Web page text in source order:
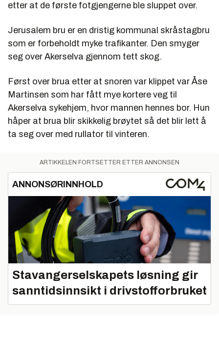
etter at de første fotgjengerne ble sluppet over.
Jerusalem bru er en dristig kommunal skråstagbru
som er forbeholdt myke trafikanter. Den smyger
seg over Akerselva gjennom tett skog.
Først over brua etter at snoren var klippet var Åse
Martinsen som har fått mye kortere veg til
Akerselva sykehjem, hvor mannen hennes bor. Hun
håper at brua blir skikkelig brøytet så det blir lett å
ta seg over med rullator til vinteren.
ARTIKKELEN FORTSETTER ETTER ANNONSEN
ANNONSØRINNHOLD
Stavangerselskapets løsning gir
sanntidsinnsikt i drivstofforbruket